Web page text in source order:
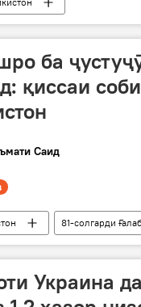
ба
қиссаи
Саид
81-солгарди
ҷаҳонӣ
Таҳлил
Украина